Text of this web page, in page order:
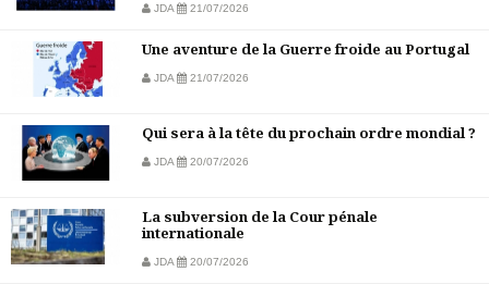
JDA 21/07/2026
Une aventure de la Guerre froide au Portugal
JDA 21/07/2026
Qui sera à la tête du prochain ordre mondial ?
JDA 20/07/2026
La subversion de la Cour pénale
internationale
JDA 20/07/2026